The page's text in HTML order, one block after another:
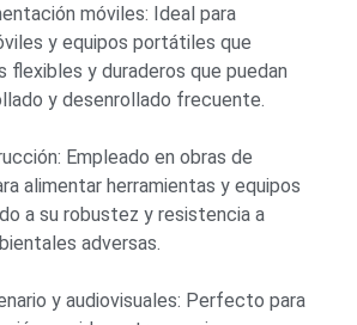
móviles: Ideal para
y equipos portátiles que
flexibles y duraderos que puedan
y desenrollado frecuente.
Empleado en obras de
alimentar herramientas y equipos
a su robustez y resistencia a
adversas.
y audiovisuales: Perfecto para